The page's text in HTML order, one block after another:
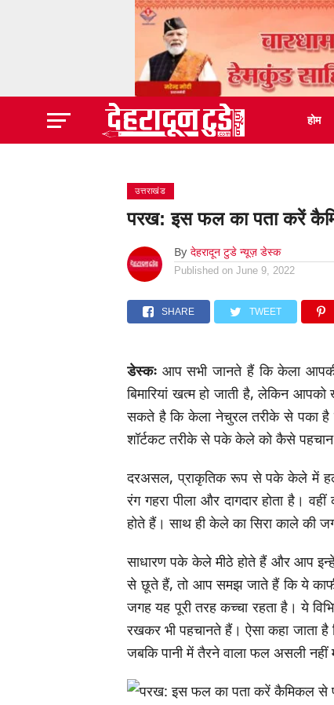
होम
उत्तराखंड
परख: इस फल का पता करें
By देहरादून टुडे न्यूज़ डेस्क
Published on June 9, 2022
SHARE TWEET
डेस्कः आप सभी जानते हैं कि केला
बिमारियां खत्म हो जाती है, लेकिन
सकते है कि केला नेचुरल तरीके से पका है
शॉर्टकट तरीके से पके केले को कैसे
दरअसल, प्राकृतिक रूप से पके केले में
रंग गहरा पीला और दागदार होता है।
होते हैं। साथ ही केले का सिरा काले की
साधारण पके केले मीठे होते हैं और आप
से छूते हैं, तो आप समझ जाते हैं कि ये
जगह यह पूरी तरह कच्चा रहता है। ये
रखकर भी पहचानते हैं। ऐसा कहा जाता
जबकि पानी में तैरने वाला फल असली नहीं